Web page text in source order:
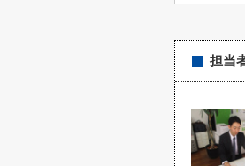
担当